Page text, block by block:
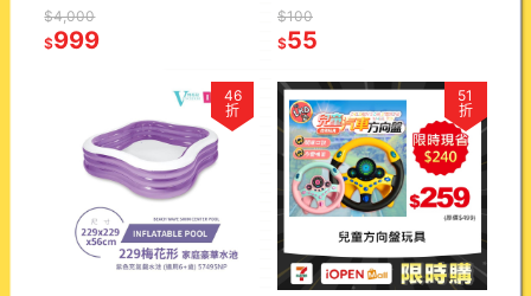
SPA 100分鐘Ⓗ
$4,000
$999
物 擴香膏 居家香氛
$100
$55
46
折
51
折